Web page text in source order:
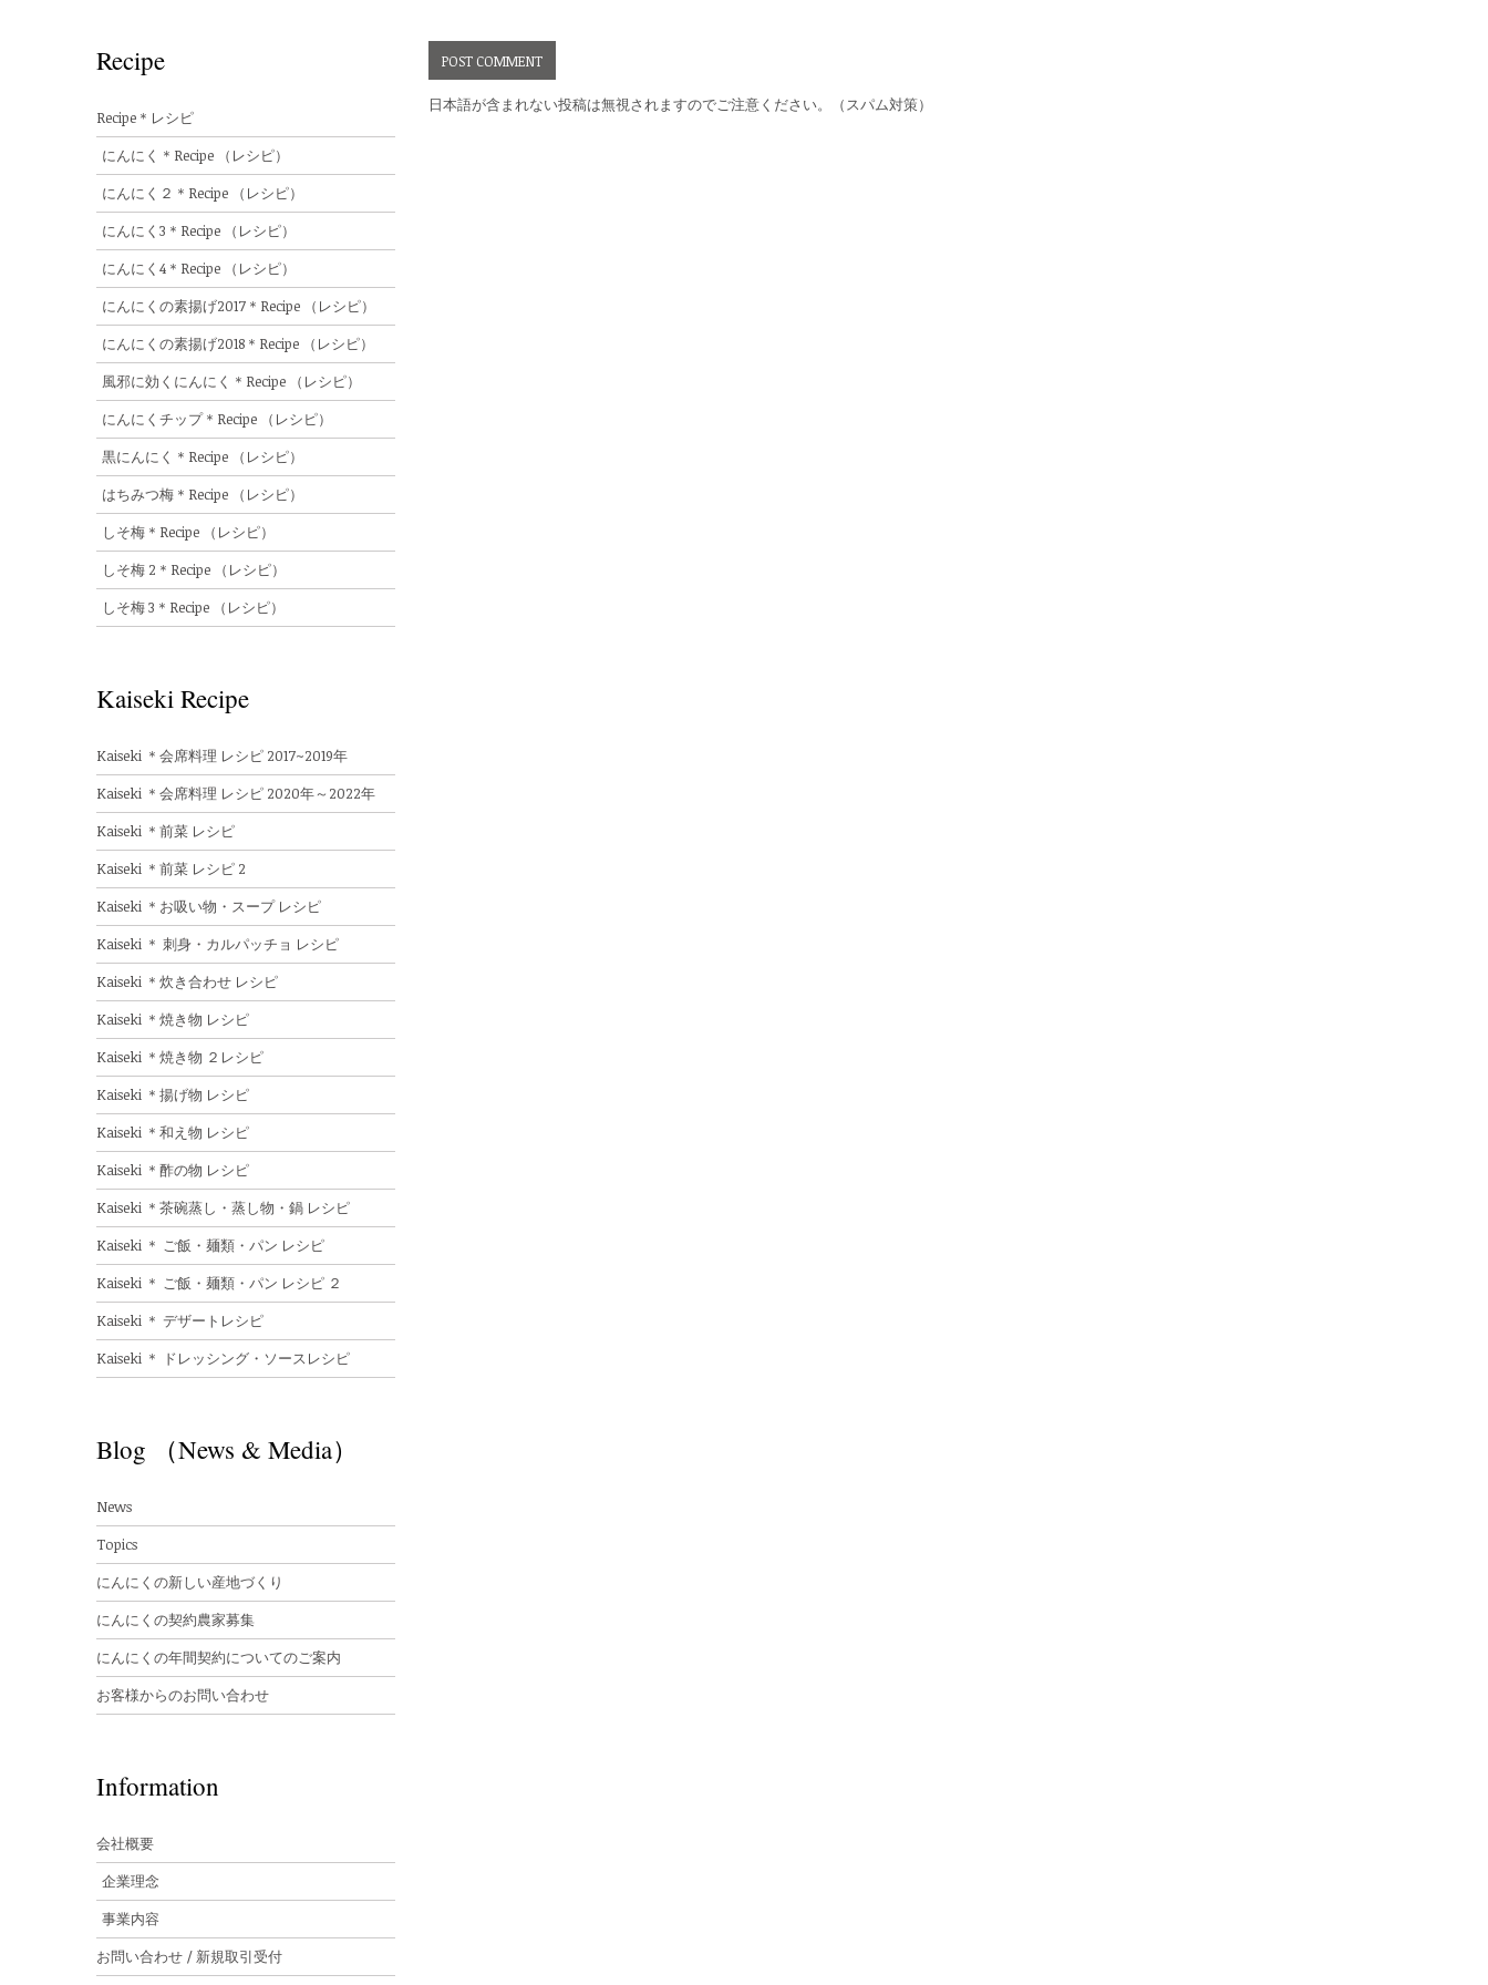
日本語が含まれない投稿は無視されますのでご注意ください。（スパム対策）
Recipe
Recipe＊レシピ
にんにく＊Recipe （レシピ）
にんにく２＊Recipe （レシピ）
にんにく3＊Recipe （レシピ）
にんにく4＊Recipe （レシピ）
にんにくの素揚げ2017＊Recipe （レシピ）
にんにくの素揚げ2018＊Recipe （レシピ）
風邪に効くにんにく＊Recipe （レシピ）
にんにくチップ＊Recipe （レシピ）
黒にんにく＊Recipe （レシピ）
はちみつ梅＊Recipe （レシピ）
しそ梅＊Recipe （レシピ）
しそ梅 2＊Recipe （レシピ）
しそ梅 3＊Recipe （レシピ）
Kaiseki Recipe
Kaiseki ＊会席料理 レシピ 2017~2019年
Kaiseki ＊会席料理 レシピ 2020年～2022年
Kaiseki ＊前菜 レシピ
Kaiseki ＊前菜 レシピ 2
Kaiseki ＊お吸い物・スープ レシピ
Kaiseki ＊ 刺身・カルパッチョ レシピ
Kaiseki ＊炊き合わせ レシピ
Kaiseki ＊焼き物 レシピ
Kaiseki ＊焼き物 ２レシピ
Kaiseki ＊揚げ物 レシピ
Kaiseki ＊和え物 レシピ
Kaiseki ＊酢の物 レシピ
Kaiseki ＊茶碗蒸し・蒸し物・鍋 レシピ
Kaiseki ＊ ご飯・麺類・パン レシピ
Kaiseki ＊ ご飯・麺類・パン レシピ ２
Kaiseki ＊ デザートレシピ
Kaiseki ＊ ドレッシング・ソースレシピ
Blog （News & Media）
News
Topics
にんにくの新しい産地づくり
にんにくの契約農家募集
にんにくの年間契約についてのご案内
お客様からのお問い合わせ
Information
会社概要
企業理念
事業内容
お問い合わせ / 新規取引受付